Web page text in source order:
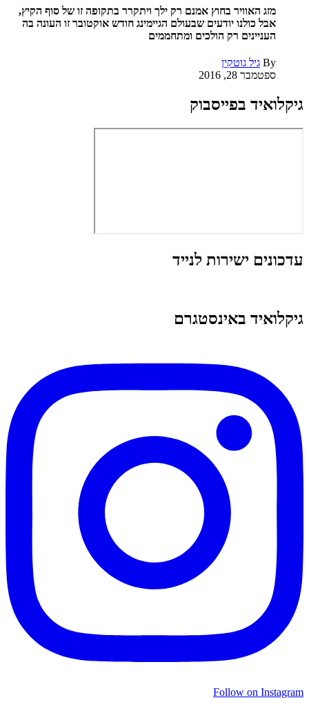
מזג האוויר בחוץ אמנם רק ילך ויתקרר בתקופה זו של סוף הקיץ,
אבל כולנו יודעים שבעולם הגיימינג חודש אוקטובר זו העונה בה
העניינים רק הולכים ומתחממים
By גיל גוטקין
ספטמבר 28, 2016
גיקלואיד בפייסבוק
עדכונים ישירות לנייד
גיקלואיד באינסטגרם
Follow on Instagram